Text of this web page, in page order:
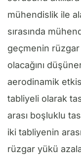
mühendislik ile
sırasında
geçmenin rüzgar
olacağını
aerodinamik
tabliyeli olarak
arası boşluklu
iki tabliyenin
rüzgar yükü